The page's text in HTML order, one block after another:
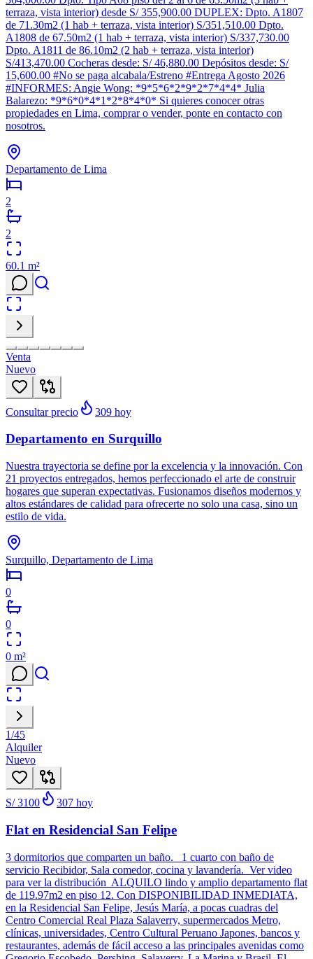
terraza, vista interior) desde S/ 355,900.00 DUPLEX: Dpto. A1807
de 71.30m2 (1 hab + terraza, vista interior) S/351,510.00 Dpto.
A1808 de 67.50m2 (1 hab + terraza, vista interior) S/337,730.00
Dpto. A1811 de 86.10m2 (2 hab + terraza, vista interior)
S/413,470.00 Cocheras desde: S/ 46,880.00 Depósitos desde: S/
15,600.00 #No se paga alcabala/Estreno #Entrega Agosto 2026
#INFORMES: Angie Wong: *9*5*6*2*9*2*7*4*4* Julia
Balarezo: *9*6*0*4*1*2*8*4*0* Si quieres conocer otras
propiedades en Lima, comprar o vender, ponte en contacto con
nosotros.
Departamento de Lima
2
2
60.1 m²
Venta
Nuevo
Consultar precio 309 hoy
Departamento en Surquillo
Nuestra trayectoria se define por la excelencia y la innovación. Con
21 proyectos entregados, hemos perfeccionado el arte de construir
hogares que superan expectativas. Fusionamos diseños modernos y
altos estándares de calidad para ofrecerte no solo una casa, sino un
estilo de vida.
Surquillo, Departamento de Lima
0
0
0 m²
1/45
Alquiler
Nuevo
S/ 3100 307 hoy
Flat en Residencial San Felipe
3 dormitorios que comparten un baño. 1 cuarto con baño de
servicio Recibidor, Sala comedor, cocina y lavandería. Ver video
para ver la distribución ALQUILO lindo y amplio departamento flat
de 119.97m2 en piso 12. Con DISPONIBILIDAD INMEDIATA,
en la Residencial San Felipe, Jesús María, a pocas cuadras del
Centro Comercial Real Plaza Salaverry, supermercados Metro,
clínicas, universidades, Centro Cultural Peruano Japones, bancos y
restaurantes, además de fácil acceso a las principales avenidas como